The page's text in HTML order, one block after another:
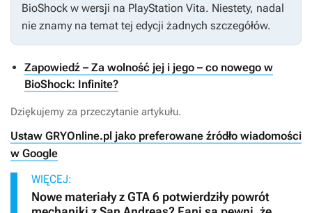
BioShock w wersji na PlayStation Vita. Niestety, nadal
nie znamy na temat tej edycji żadnych szczegółów.
Zapowiedź – Za wolność jej i jego – co nowego w
BioShock: Infinite?
Dziękujemy za przeczytanie artykułu.
Ustaw GRYOnline.pl jako preferowane źródło wiadomości
w Google
WIĘCEJ:
Nowe materiały z GTA 6 potwierdziły powrót